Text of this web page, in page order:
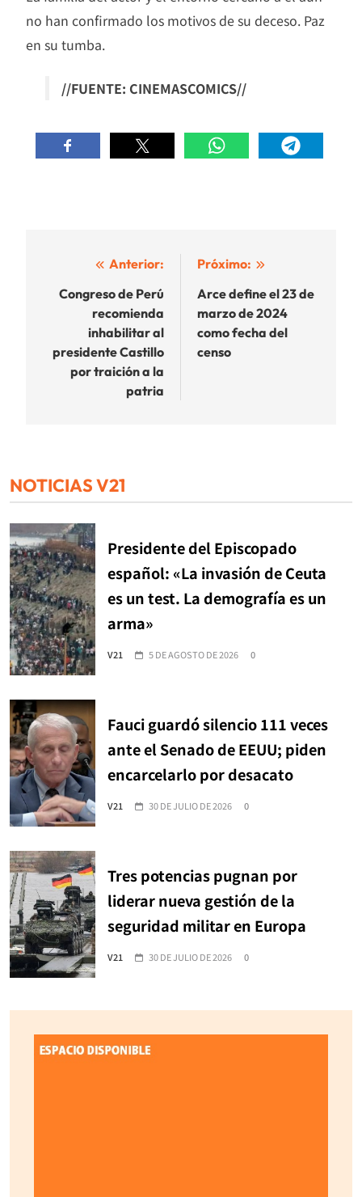
no han confirmado los motivos de su deceso. Paz
en su tumba.
//FUENTE: CINEMASCOMICS//
Navegación
de
entradas
Anterior:
Congreso de Perú
recomienda
inhabilitar al
presidente Castillo
por traición a la
patria
Próximo:
Arce define el 23 de
marzo de 2024
como fecha del
censo
NOTICIAS V21
Presidente del Episcopado
español: «La invasión de Ceuta
es un test. La demografía es un
arma»
V21 5 DE AGOSTO DE 2026 0
Fauci guardó silencio 111 veces
ante el Senado de EEUU; piden
encarcelarlo por desacato
V21 30 DE JULIO DE 2026 0
Tres potencias pugnan por
liderar nueva gestión de la
seguridad militar en Europa
V21 30 DE JULIO DE 2026 0